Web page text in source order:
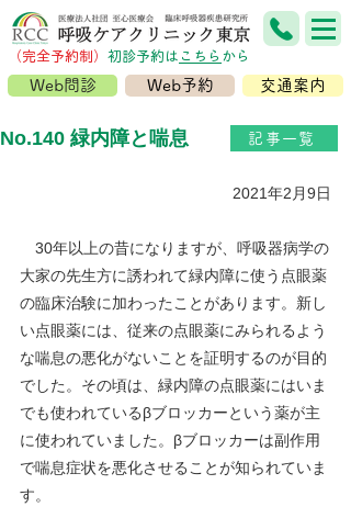
（完全予約制） ​初診予約は こちら から
Web問診 Web予約 交通案内
No.140 緑内障と喘息
2021年2月9日
30年以上の昔になりますが、呼吸器病学の
大家の先生方に誘われて緑内障に使う点眼薬
の臨床治験に加わったことがあります。新し
い点眼薬には、従来の点眼薬にみられるよう
な喘息の悪化がないことを証明するのが目的
でした。その頃は、緑内障の点眼薬にはいま
でも使われているβブロッカーという薬が主
に使われていました。βブロッカーは副作用
で喘息症状を悪化させることが知られていま
す。
記事一覧